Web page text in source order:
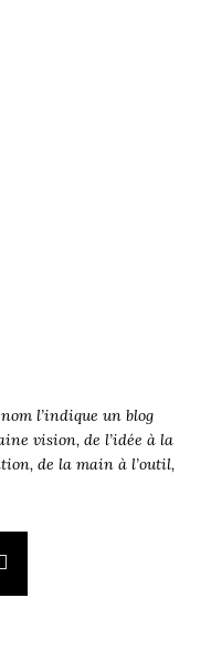
l’indique un blog
vision, de l’idée à la
de la main à l’outil,